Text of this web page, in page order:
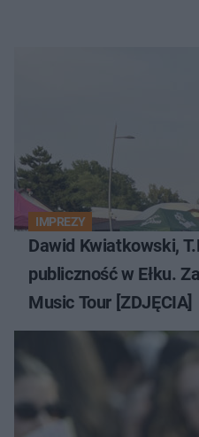
IMPREZY
Dawid Kwiatkowski,
publiczność w Ełku.
Music Tour [ZDJĘCIA]